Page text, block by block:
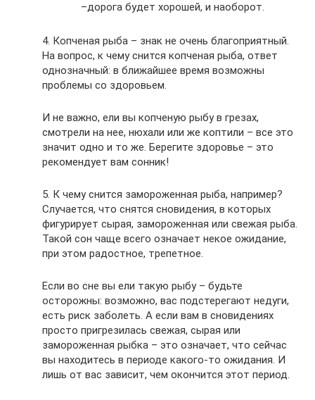
–дорога будет хорошей, и наоборот.
4. Копченая рыба – знак не очень благоприятный.
На вопрос, к чему снится копченая рыба, ответ
однозначный: в ближайшее время возможны
проблемы со здоровьем.
И не важно, ели вы копченую рыбу в грезах,
смотрели на нее, нюхали или же коптили – все это
значит одно и то же. Берегите здоровье – это
рекомендует вам сонник!
5. К чему снится замороженная рыба, например?
Случается, что снятся сновидения, в которых
фигурирует сырая, замороженная или свежая рыба.
Такой сон чаще всего означает некое ожидание,
при этом радостное, трепетное.
Если во сне вы ели такую рыбу – будьте
осторожны: возможно, вас подстерегают недуги,
есть риск заболеть. А если вам в сновидениях
просто пригрезилась свежая, сырая или
замороженная рыбка – это означает, что сейчас
вы находитесь в периоде какого-то ожидания. И
лишь от вас зависит, чем окончится этот период.